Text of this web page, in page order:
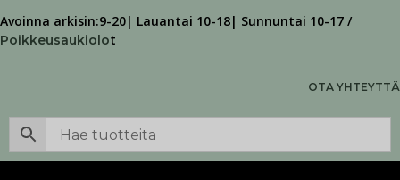
Avoinna arkisin:9-20| Lauantai 10-18| Sunnuntai 10-17 /
Poikkeusaukiolot
OTA YHTEYTTÄ